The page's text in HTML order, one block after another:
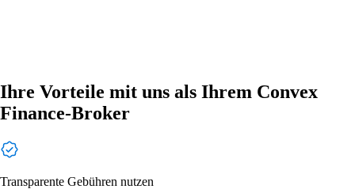
Ihre Vorteile mit uns als Ihrem Convex
Finance-Broker
Transparente Gebühren nutzen